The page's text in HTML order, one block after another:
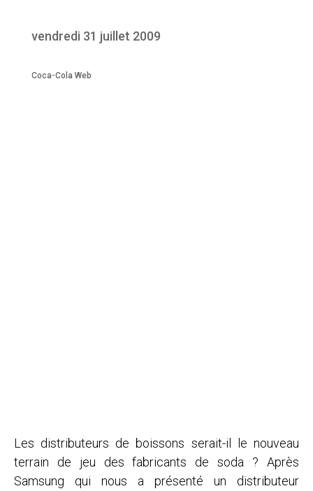
vendredi 31 juillet 2009
Coca-Cola Web
Les distributeurs de boissons serait-il le nouveau
terrain de jeu des fabricants de soda ? Après
Samsung qui nous a présenté un distributeur